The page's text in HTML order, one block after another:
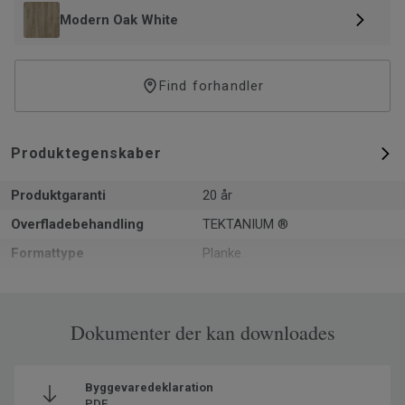
Modern Oak White
Find forhandler
Produktegenskaber
Produktgaranti
20 år
Overfladebehandling
TEKTANIUM ®
Formattype
Planke
Varer pr. pakke
7
Produceret i
Dokumenter der kan downloades
Byggevaredeklaration